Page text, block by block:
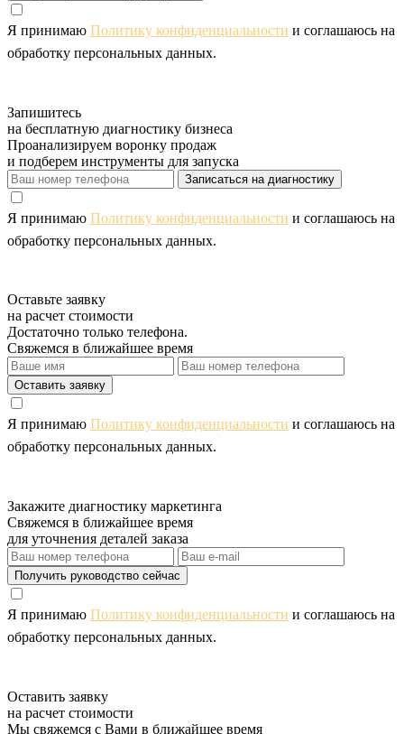
Я принимаю Политику конфиденциальности и соглашаюсь на
обработку персональных данных.
Запишитесь
на бесплатную диагностику бизнеса
Проанализируем воронку продаж
и подберем инструменты для запуска
Записаться на диагностику
Я принимаю Политику конфиденциальности и соглашаюсь на
обработку персональных данных.
Оставьте заявку
на расчет стоимости
Достаточно только телефона.
Свяжемся в ближайшее время
Оставить заявку
Я принимаю Политику конфиденциальности и соглашаюсь на
обработку персональных данных.
Закажите диагностику маркетинга
Свяжемся в ближайшее время
для уточнения деталей заказа
Получить руководство сейчас
Я принимаю Политику конфиденциальности и соглашаюсь на
обработку персональных данных.
Оставить заявку
на расчет стоимости
Мы свяжемся с Вами в ближайшее время